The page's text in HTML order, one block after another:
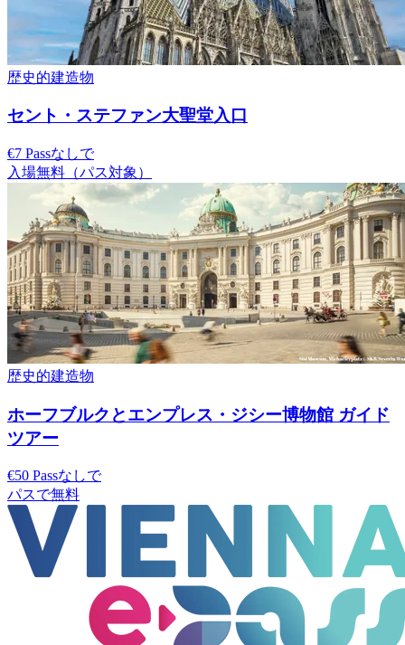
歴史的建造物
セント・ステファン大聖堂入口
€7 Passなしで
入場無料（パス対象）
歴史的建造物
ホーフブルクとエンプレス・ジシー博物館 ガイド
ツアー
€50 Passなしで
パスで無料